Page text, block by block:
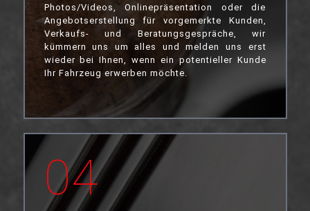
Photos/Videos, Onlinepräsentation oder die
Angebotserstellung für vorgemerkte Kunden,
Verkaufs- und Beratungsgespräche, wir
kümmern uns um alles und melden uns erst
wieder bei Ihnen, wenn ein potentieller Kunde
Ihr Fahrzeug erwerben möchte.
04